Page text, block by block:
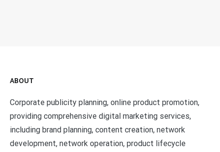
ABOUT
Corporate publicity planning, online product promotion,
providing comprehensive digital marketing services,
including brand planning, content creation, network
development, network operation, product lifecycle